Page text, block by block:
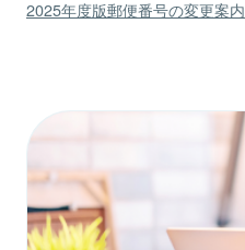
2025年度版郵便番号の変更案内